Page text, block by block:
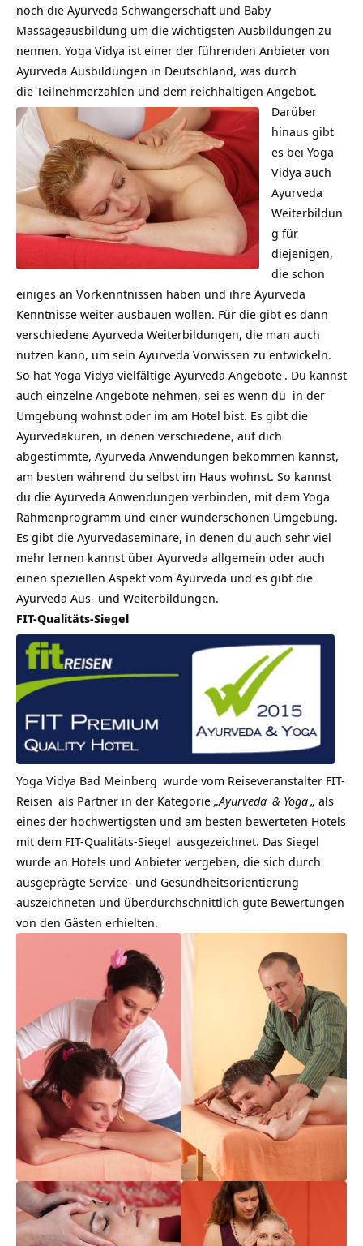
noch die Ayurveda Schwangerschaft und Baby
Massageausbildung um die wichtigsten Ausbildungen zu
nennen. Yoga Vidya ist einer der führenden Anbieter von
Ayurveda Ausbildungen in Deutschland, was durch
die Teilnehmerzahlen und dem reichhaltigen Angebot.
Darüber
hinaus gibt
es bei Yoga
Vidya auch
Ayurveda
Weiterbildun
g für
diejenigen,
die schon
einiges an Vorkenntnissen haben und ihre Ayurveda
Kenntnisse weiter ausbauen wollen. Für die gibt es dann
verschiedene Ayurveda Weiterbildungen, die man auch
nutzen kann, um sein Ayurveda Vorwissen zu entwickeln.
So hat Yoga Vidya vielfältige Ayurveda Angebote . Du kannst
auch einzelne Angebote nehmen, sei es wenn du in der
Umgebung wohnst oder im am Hotel bist. Es gibt die
Ayurvedakuren, in denen verschiedene, auf dich
abgestimmte, Ayurveda Anwendungen bekommen kannst,
am besten während du selbst im Haus wohnst. So kannst
du die Ayurveda Anwendungen verbinden, mit dem Yoga
Rahmenprogramm und einer wunderschönen Umgebung.
Es gibt die Ayurvedaseminare, in denen du auch sehr viel
mehr lernen kannst über Ayurveda allgemein oder auch
einen speziellen Aspekt vom Ayurveda und es gibt die
Ayurveda Aus- und Weiterbildungen.
FIT-Qualitäts-Siegel
Yoga Vidya Bad Meinberg wurde vom Reiseveranstalter FIT-
Reisen als Partner in der Kategorie „Ayurveda & Yoga„ als
eines der hochwertigsten und am besten bewerteten Hotels
mit dem FIT-Qualitäts-Siegel ausgezeichnet. Das Siegel
wurde an Hotels und Anbieter vergeben, die sich durch
ausgeprägte Service- und Gesundheitsorientierung
auszeichneten und überdurchschnittlich gute Bewertungen
von den Gästen erhielten.